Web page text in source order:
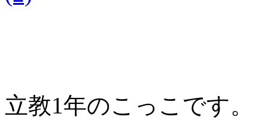
立教1年のこっこです。